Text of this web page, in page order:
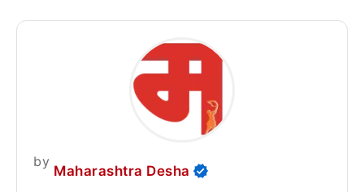
by
Maharashtra Desha